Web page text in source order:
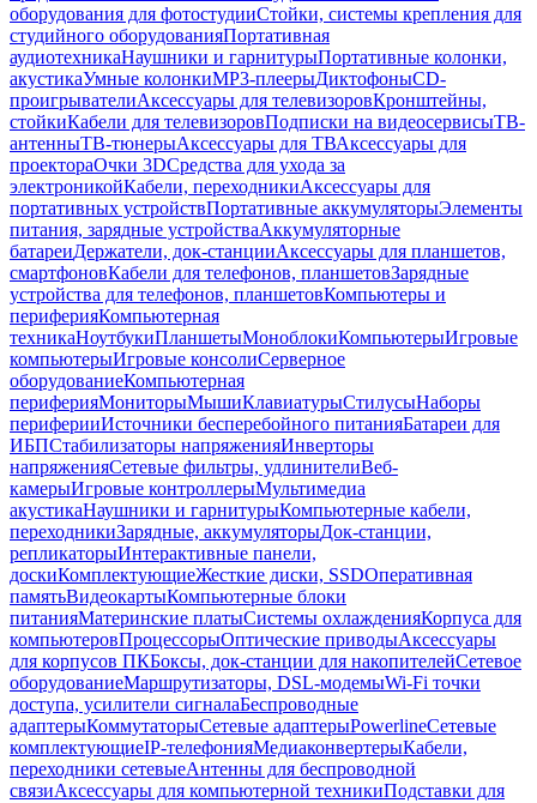
оборудования для фотостудииСтойки, системы крепления для
студийного оборудованияПортативная
аудиотехникаНаушники и гарнитурыПортативные колонки,
акустикаУмные колонкиMP3-плеерыДиктофоныCD-
проигрывателиАксессуары для телевизоровКронштейны,
стойкиКабели для телевизоровПодписки на видеосервисыТВ-
антенныТВ-тюнерыАксессуары для ТВАксессуары для
проектораОчки 3DСредства для ухода за
электроникойКабели, переходникиАксессуары для
портативных устройствПортативные аккумуляторыЭлементы
питания, зарядные устройстваАккумуляторные
батареиДержатели, док-станцииАксессуары для планшетов,
смартфоновКабели для телефонов, планшетовЗарядные
устройства для телефонов, планшетовКомпьютеры и
периферияКомпьютерная
техникаНоутбукиПланшетыМоноблокиКомпьютерыИгровые
компьютерыИгровые консолиСерверное
оборудованиеКомпьютерная
периферияМониторыМышиКлавиатурыСтилусыНаборы
периферииИсточники бесперебойного питанияБатареи для
ИБПСтабилизаторы напряженияИнверторы
напряженияСетевые фильтры, удлинителиВеб-
камерыИгровые контроллерыМультимедиа
акустикаНаушники и гарнитурыКомпьютерные кабели,
переходникиЗарядные, аккумуляторыДок-станции,
репликаторыИнтерактивные панели,
доскиКомплектующиеЖесткие диски, SSDОперативная
памятьВидеокартыКомпьютерные блоки
питанияМатеринские платыСистемы охлажденияКорпуса для
компьютеровПроцессорыОптические приводыАксессуары
для корпусов ПКБоксы, док-станции для накопителейСетевое
оборудованиеМаршрутизаторы, DSL-модемыWi-Fi точки
доступа, усилители сигналаБеспроводные
адаптерыКоммутаторыСетевые адаптерыPowerlineСетевые
комплектующиеIP-телефонияМедиаконвертерыКабели,
переходники сетевыеАнтенны для беспроводной
связиАксессуары для компьютерной техникиПодставки для